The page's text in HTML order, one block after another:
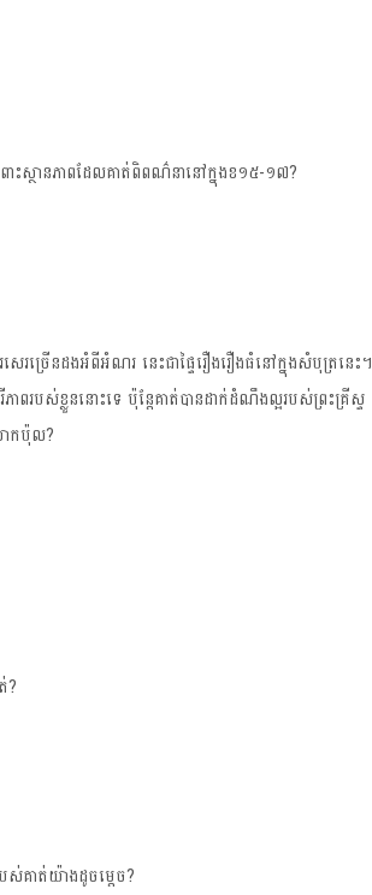
ថានភាព​ដែល​គាត់​ពិពណ៌នា​នៅ​ក្នុងខ​១៥-១៧?
ច្រើន​ដង​អំពី​អំណរ​ នេះ​ជា​ផ្ទៃ​រឿង​រឿង​ធំ​នៅ​ក្នុង​សំបុត្រ​នេះ។
របស់​ខ្លួន​នោះ​ទេ ប៉ុន្តែ​គាត់​បាន​ដាក់​ដំណឹង​ល្អ​របស់​ព្រះគ្រីស្ទ​
ោក​ប៉ុល?
?
ស់​គាត់​យ៉ាង​ដូច​ម្ដេច?